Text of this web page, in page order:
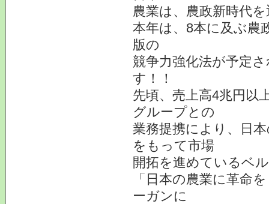
農業は、農政新時代
本年は、8本に及ぶ農
版の
競争力強化法が予定
す！！
先頃、売上高4兆円以
グループとの
業務提携により、日
をもって市場
開拓を進めているベ
「日本の農業に革命
ーガンに